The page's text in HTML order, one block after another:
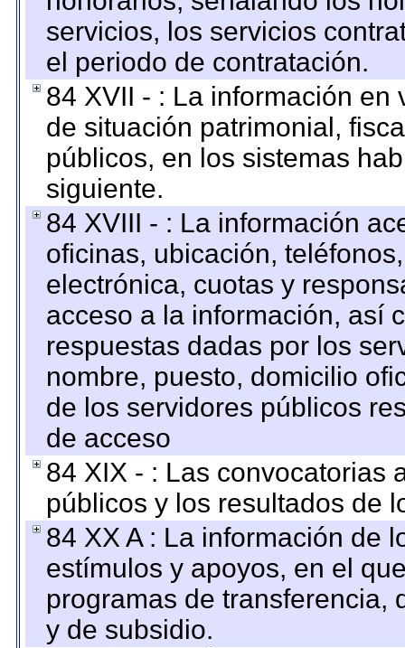
servicios, los servicios
el periodo de contratación.
84 XVII - : La información
de situación patrimonial,
públicos, en los sistemas
siguiente.
84 XVIII - : La información
oficinas, ubicación,
electrónica, cuotas y
acceso a la información, así
respuestas dadas por los
nombre, puesto, domicilio
de los servidores públicos
de acceso
84 XIX - : Las convocatorias
públicos y los resultados de
84 XX A : La información de
estímulos y apoyos, en el
programas de transferencia,
y de subsidio.